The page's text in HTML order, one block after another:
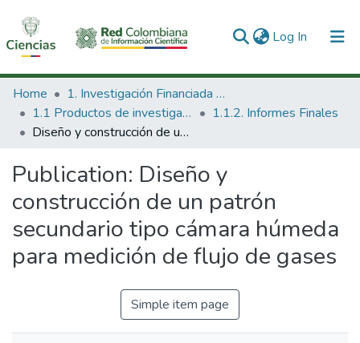
Log In (current)
Communities & Collections
All of DSpace
Home
1. Investigación Financiada con Recursos Públicos
1.1 Productos de investigación
1.1.2. Informes Finales
Diseño y construcción de un patrón secundario tipo cámara húmeda para medición de flujo de gases
Publication: Diseño y
construcción de un patrón
secundario tipo cámara húmeda
para medición de flujo de gases
Simple item page